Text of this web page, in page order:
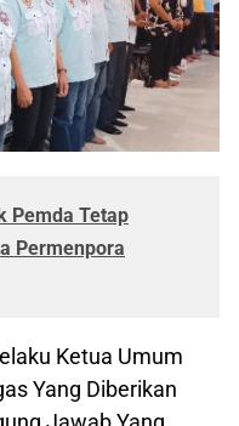
Pemda Tetap
Permenpora
Ketua Umum
Yang Diberikan